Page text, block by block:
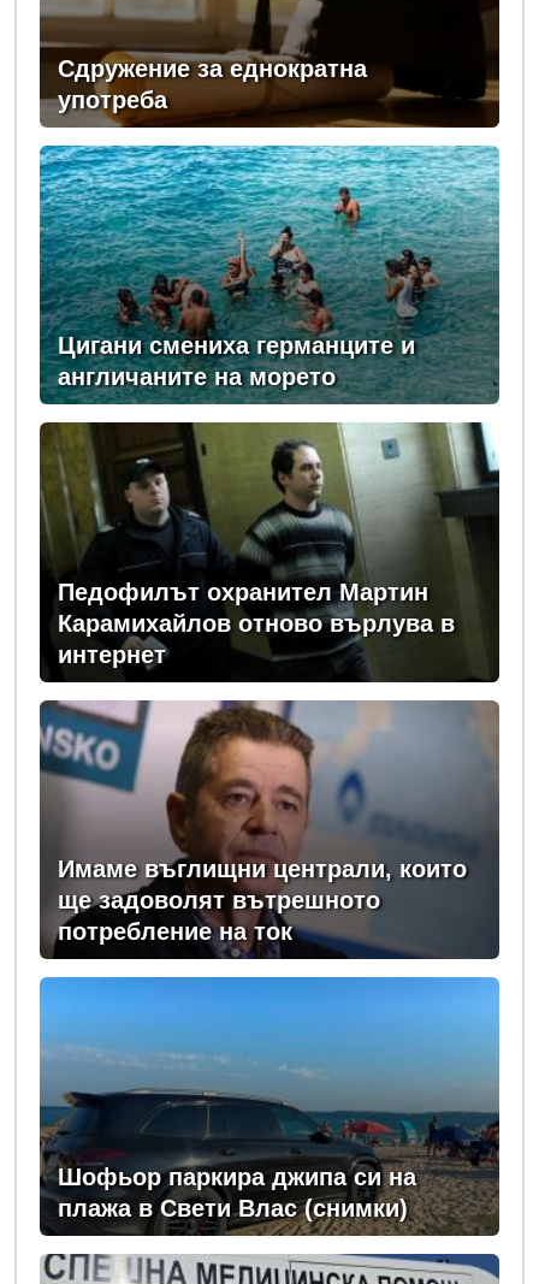
Сдружение за еднократна
употреба
Цигани смениха германците и
англичаните на морето
Педофилът охранител Мартин
Карамихайлов отново върлува в
интернет
Имаме въглищни централи, които
ще задоволят вътрешното
потребление на ток
Шофьор паркира джипа си на
плажа в Свети Влас (снимки)